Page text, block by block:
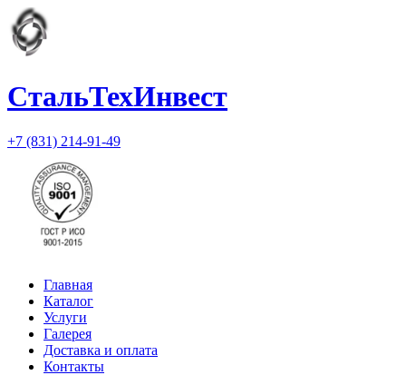
СтальТехИнвест
+7 (831) 214-91-49
Главная
Каталог
Услуги
Галерея
Доставка и оплата
Контакты